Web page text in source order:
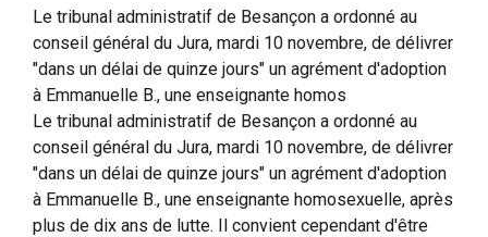
Le tribunal administratif de Besançon a ordonné au
conseil général du Jura, mardi 10 novembre, de délivrer
"dans un délai de quinze jours" un agrément d'adoption
à Emmanuelle B., une enseignante homos
Le tribunal administratif de Besançon a ordonné au
conseil général du Jura, mardi 10 novembre, de délivrer
"dans un délai de quinze jours" un agrément d'adoption
à Emmanuelle B., une enseignante homosexuelle, après
plus de dix ans de lutte. Il convient cependant d'être